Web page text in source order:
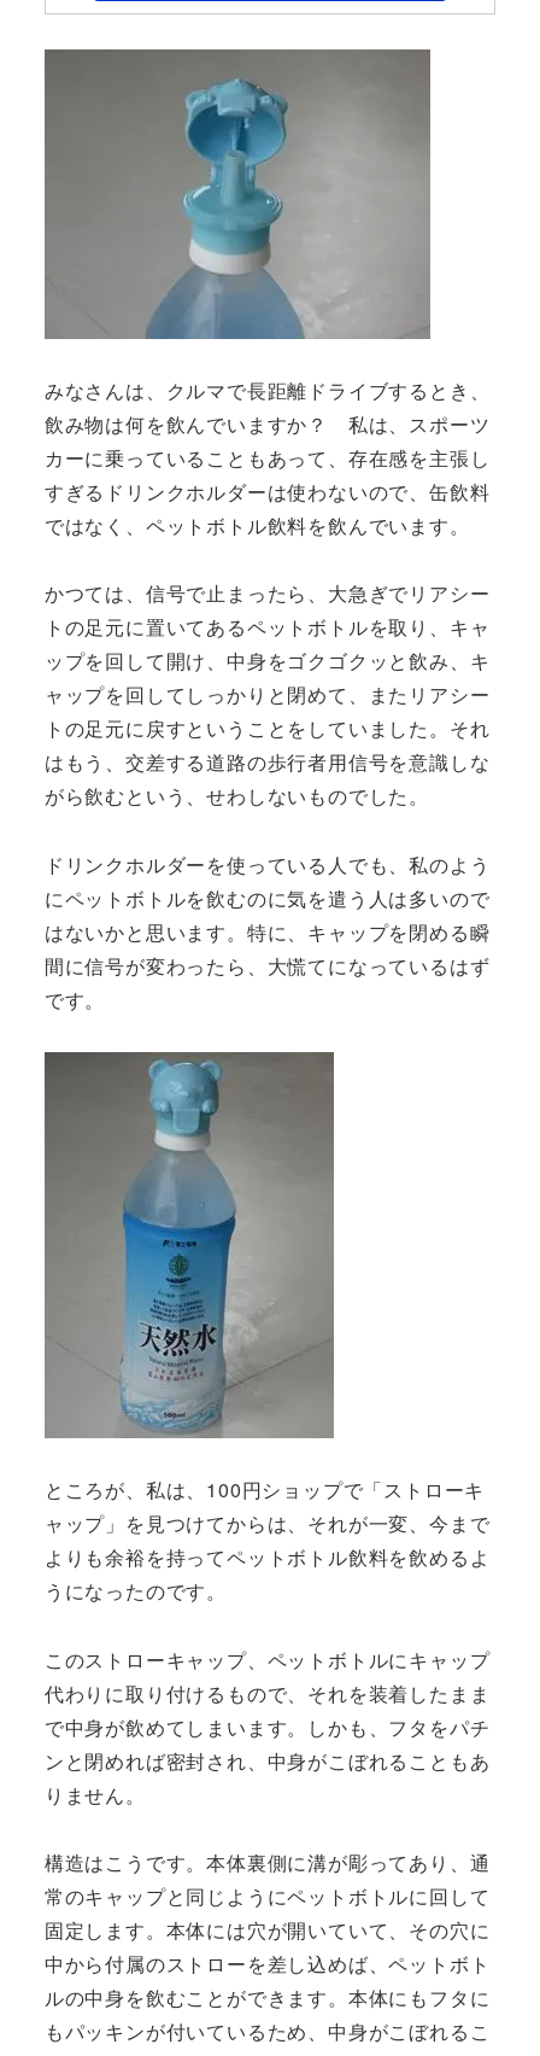
みなさんは、クルマで長距離ドライブするとき、
飲み物は何を飲んでいますか？ 私は、スポーツ
カーに乗っていることもあって、存在感を主張し
すぎるドリンクホルダーは使わないので、缶飲料
ではなく、ペットボトル飲料を飲んでいます。
かつては、信号で止まったら、大急ぎでリアシー
トの足元に置いてあるペットボトルを取り、キャ
ップを回して開け、中身をゴクゴクッと飲み、キ
ャップを回してしっかりと閉めて、またリアシー
トの足元に戻すということをしていました。それ
はもう、交差する道路の歩行者用信号を意識しな
がら飲むという、せわしないものでした。
ドリンクホルダーを使っている人でも、私のよう
にペットボトルを飲むのに気を遣う人は多いので
はないかと思います。特に、キャップを閉める瞬
間に信号が変わったら、大慌てになっているはず
です。
ところが、私は、100円ショップで「ストローキ
ャップ」を見つけてからは、それが一変、今まで
よりも余裕を持ってペットボトル飲料を飲めるよ
うになったのです。
このストローキャップ、ペットボトルにキャップ
代わりに取り付けるもので、それを装着したまま
で中身が飲めてしまいます。しかも、フタをパチ
ンと閉めれば密封され、中身がこぼれることもあ
りません。
構造はこうです。本体裏側に溝が彫ってあり、通
常のキャップと同じようにペットボトルに回して
固定します。本体には穴が開いていて、その穴に
中から付属のストローを差し込めば、ペットボト
ルの中身を飲むことができます。本体にもフタに
もパッキンが付いているため、中身がこぼれるこ